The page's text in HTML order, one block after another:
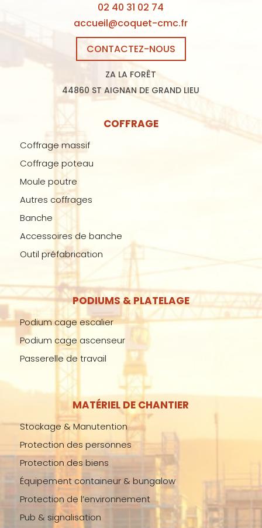
02 40 31 02 74
accueil@coquet-cmc.fr
CONTACTEZ-NOUS
ZA LA FORÊT
44860 ST AIGNAN DE GRAND LIEU
COFFRAGE
Coffrage massif
Coffrage poteau
Moule poutre
Autres coffrages
Banche
Accessoires de banche
Outil préfabrication
PODIUMS & PLATELAGE
Podium cage escalier
Podium cage ascenseur
Passerelle de travail
MATÉRIEL DE CHANTIER
Stockage & Manutention
Protection des personnes
Protection des biens
Équipement containeur & bungalow
Protection de l’environnement
Pub & signalisation